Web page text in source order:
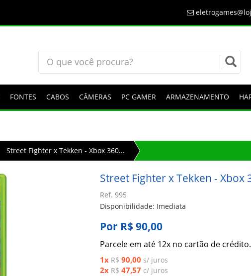
FONTES CABOS CÂMERAS PC GAMER ARMAZENAMENTO
Street Fighter x Tekken - Xbox 360...
Street Fighter x Tekken - Xbox
Ref. 995
Disponibilidade: Imediata
Por R$ 90,00
Parcele em até 12x no cartão de crédito.
1x R$ 90,00 s/ juros
2x R$ 47,57 c/ juros